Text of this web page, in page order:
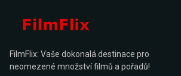
FilmFlix: Vaše dokonalá destinace pro
neomezené množství filmů a pořadů!